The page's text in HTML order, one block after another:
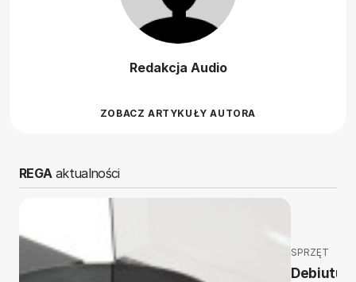
Redakcja Audio
ZOBACZ ARTYKUŁY AUTORA
REGAaktualności
SPRZĘT
Debiutuje